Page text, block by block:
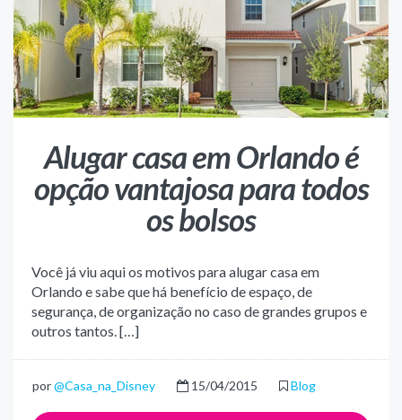
Alugar casa em Orlando é
opção vantajosa para todos
os bolsos
Você já viu aqui os motivos para alugar casa em
Orlando e sabe que há benefício de espaço, de
segurança, de organização no caso de grandes grupos e
outros tantos. […]
por@Casa_na_Disney 15/04/2015 Blog